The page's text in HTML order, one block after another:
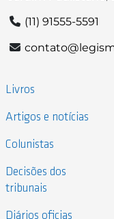
(11) 91555-5591
Livros
Artigos e notícias
Colunistas
Decisões dos
tribunais
Diários oficias